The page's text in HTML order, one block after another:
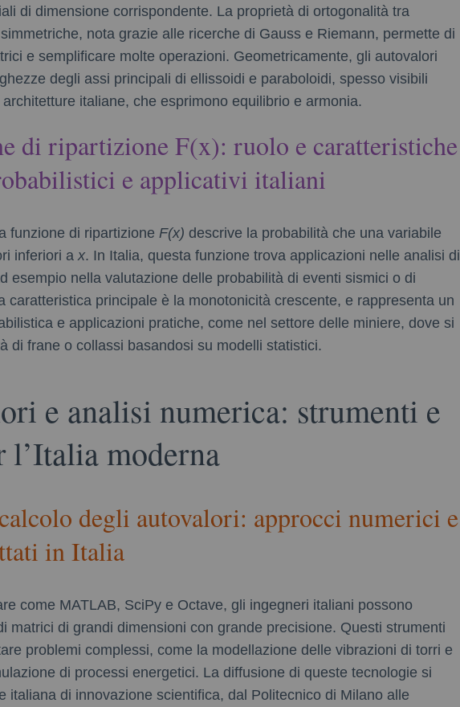
di dimensione corrispondente. La proprietà di ortogonalità tra
nota grazie alle ricerche di Gauss e Riemann, permette di
e semplificare molte operazioni. Geometricamente, gli autovalori
degli assi principali di ellissoidi e paraboloidi, spesso visibili
italiane, che esprimono equilibrio e armonia.
di ripartizione F(x): ruolo e caratteristiche
e applicativi italiani
funzione di ripartizione F(x) descrive la probabilità che una variabile
inferiori a x. In Italia, questa funzione trova applicazioni nelle analisi di
esempio nella valutazione delle probabilità di eventi sismici o di
caratteristica principale è la monotonicità crescente, e rappresenta un
e applicazioni pratiche, come nel settore delle miniere, dove si
di frane o collassi basandosi su modelli statistici.
e analisi numerica: strumenti e
l’Italia moderna
degli autovalori: approcci numerici e
in Italia
come MATLAB, SciPy e Octave, gli ingegneri italiani possono
matrici di grandi dimensioni con grande precisione. Questi strumenti
problemi complessi, come la modellazione delle vibrazioni di torri e
di processi energetici. La diffusione di queste tecnologie si
italiana di innovazione scientifica, dal Politecnico di Milano alle